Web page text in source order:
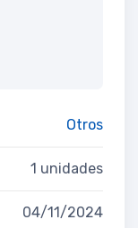
Otros
1 unidades
04/11/2024